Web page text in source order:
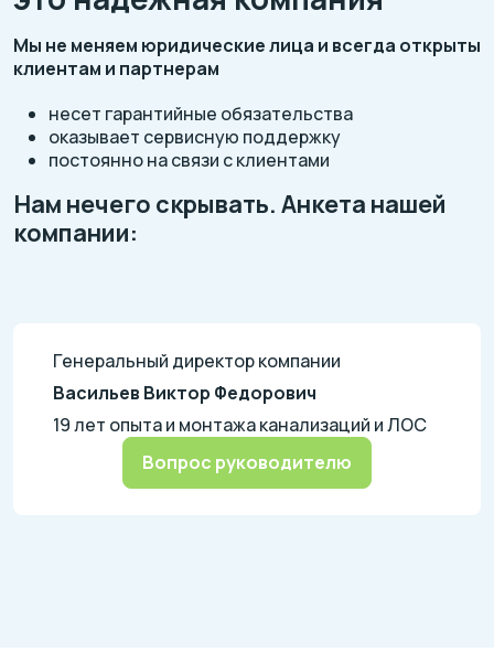
Мы не меняем юридические лица и всегда открыты
клиентам и партнерам
несет гарантийные обязательства
оказывает сервисную поддержку
постоянно на связи с клиентами
Нам нечего скрывать. Анкета нашей
компании:
Генеральный директор компании
Васильев Виктор Федорович
19 лет опыта и монтажа канализаций и ЛОС
Вопрос руководителю